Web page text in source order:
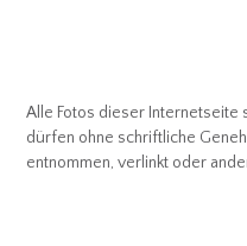
Alle Fotos dieser Internetseite
dürfen ohne schriftliche
entnommen, verlinkt oder